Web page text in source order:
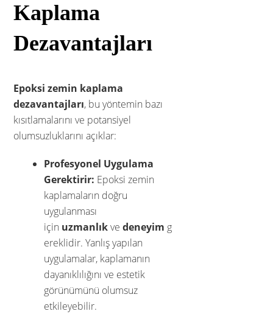
Kaplama
Dezavantajları
Epoksi zemin kaplama
dezavantajları, bu yöntemin bazı
kısıtlamalarını ve potansiyel
olumsuzluklarını açıklar:
Profesyonel Uygulama
Gerektirir: Epoksi zemin
kaplamaların doğru
uygulanması
için uzmanlıkvedeneyim g
ereklidir. Yanlış yapılan
uygulamalar, kaplamanın
dayanıklılığını ve estetik
görünümünü olumsuz
etkileyebilir.